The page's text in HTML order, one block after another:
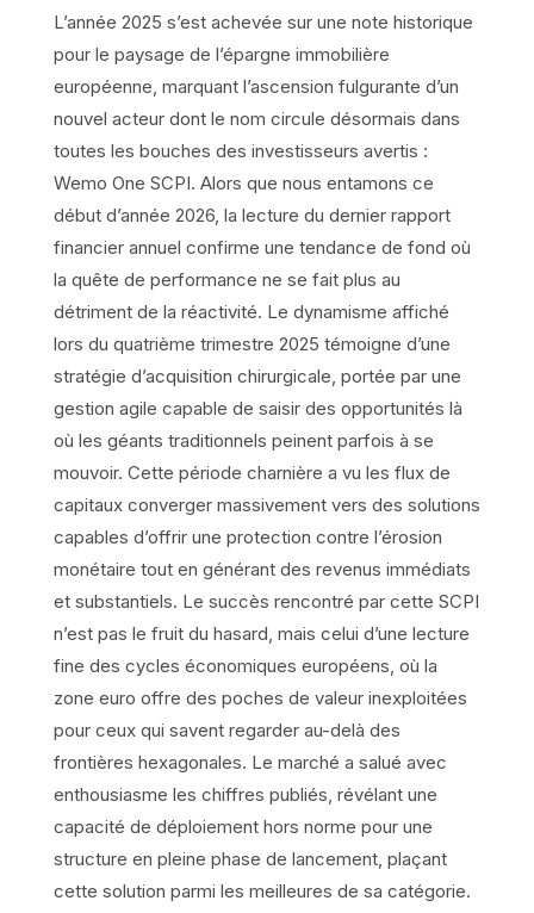
L’année 2025 s’est achevée sur une note historique
pour le paysage de l’épargne immobilière
européenne, marquant l’ascension fulgurante d’un
nouvel acteur dont le nom circule désormais dans
toutes les bouches des investisseurs avertis :
Wemo One SCPI. Alors que nous entamons ce
début d’année 2026, la lecture du dernier rapport
financier annuel confirme une tendance de fond où
la quête de performance ne se fait plus au
détriment de la réactivité. Le dynamisme affiché
lors du quatrième trimestre 2025 témoigne d’une
stratégie d’acquisition chirurgicale, portée par une
gestion agile capable de saisir des opportunités là
où les géants traditionnels peinent parfois à se
mouvoir. Cette période charnière a vu les flux de
capitaux converger massivement vers des solutions
capables d’offrir une protection contre l’érosion
monétaire tout en générant des revenus immédiats
et substantiels. Le succès rencontré par cette SCPI
n’est pas le fruit du hasard, mais celui d’une lecture
fine des cycles économiques européens, où la
zone euro offre des poches de valeur inexploitées
pour ceux qui savent regarder au-delà des
frontières hexagonales. Le marché a salué avec
enthousiasme les chiffres publiés, révélant une
capacité de déploiement hors norme pour une
structure en pleine phase de lancement, plaçant
cette solution parmi les meilleures de sa catégorie.